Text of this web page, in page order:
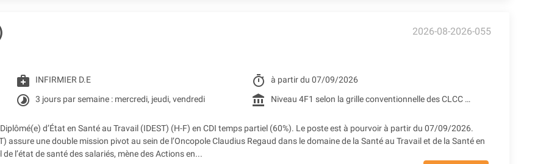
2026-08-2026-055
medical_services INFIRMIER D.E timer à partir du 07/09/2026
timelapse 3 jours par semaine : mercredi, jeudi, vendredi account_balance Niveau 4F1 selon la grille conventionnelle des CLCC (1 455.49 € Brut à 60%) + Prime SEGUR 1&2 + Reprise ancienneté
d’État en Santé au Travail (IDEST) (H-F) en CDI temps partiel (60%). Le poste est à pourvoir à partir du 07/09/2026.
assure une double mission pivot au sein de l’Oncopole Claudius Regaud dans le domaine de la Santé au Travail et de la Santé en
l’état de santé des salariés, mène des Actions en...